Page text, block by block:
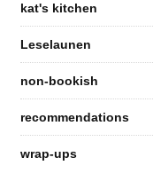
kat's kitchen
Leselaunen
non-bookish
recommendations
wrap-ups